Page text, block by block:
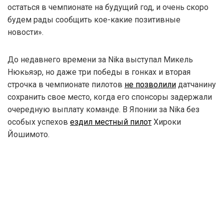
остаться в чемпионате на будущий год, и очень скоро
будем рады сообщить кое-какие позитивные
новости».
До недавнего времени за Nika выступал Микель
Нюкьяэр, но даже три победы в гонках и вторая
строчка в чемпионате пилотов не позволили датчанину
сохранить свое место, когда его спонсоры задержали
очередную выплату команде. В Японии за Nika без
особых успехов ездил местный пилот Хироки
Йошимото.